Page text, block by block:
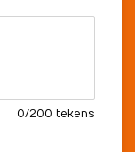
0/200 tekens